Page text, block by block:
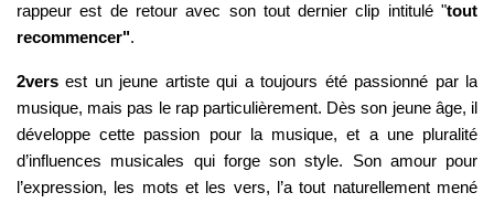
rappeur est de retour avec son tout dernier clip intitulé "tout
recommencer".
2vers est un jeune artiste qui a toujours été passionné par la
musique, mais pas le rap particulièrement. Dès son jeune âge, il
développe cette passion pour la musique, et a une pluralité
d’influences musicales qui forge son style. Son amour pour
l’expression, les mots et les vers, l’a tout naturellement mené